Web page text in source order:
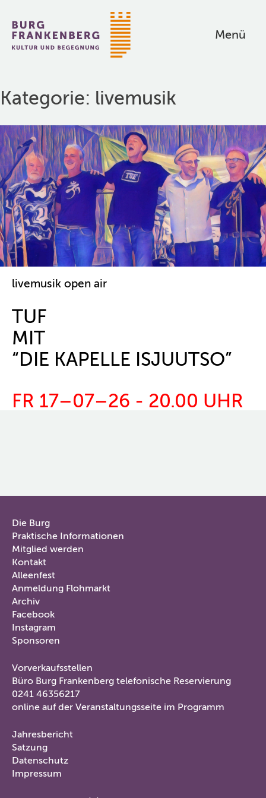
Zum
Inhalt
springen
Begegnung
Menü
Kategorie: livemusik
livemusik open air
TUF
MIT ​
“DIE KAPELLE ISJUUTSO”
FR 17–07–26 - 20.00 UHR
Hauptmenü
im
Fuß
Die Burg
Praktische Informationen
Mitglied werden
Kontakt
Alleenfest
Anmeldung Flohmarkt
Archiv
Facebook
Instagram
Sponsoren
Vorverkaufstellen
Vorverkaufsstellen
Büro Burg Frankenberg telefonische Reservierung
0241 46356217
online auf der Veranstaltungsseite im Programm
Servicemenü
2
im
Jahresbericht
Satzung
Datenschutz
Impressum